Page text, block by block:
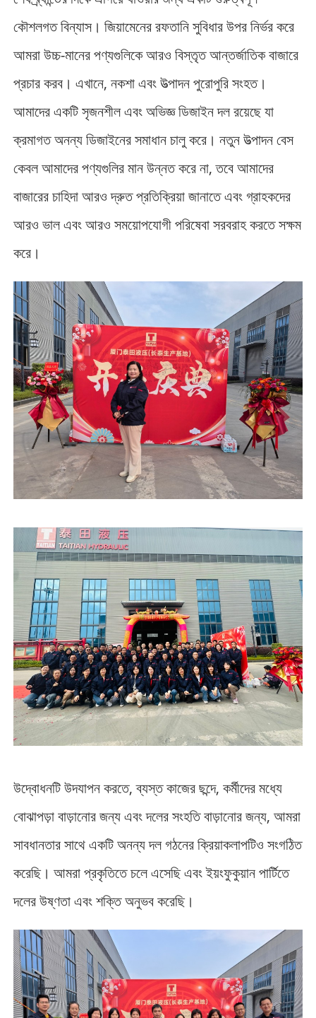
কৌশলগত বিন্যাস। জিয়ামেনের রফতানি সুবিধার উপর নির্ভর করে
আমরা উচ্চ-মানের পণ্যগুলিকে আরও বিস্তৃত আন্তর্জাতিক বাজারে
প্রচার করব। এখানে, নকশা এবং উত্পাদন পুরোপুরি সংহত।
আমাদের একটি সৃজনশীল এবং অভিজ্ঞ ডিজাইন দল রয়েছে যা
ক্রমাগত অনন্য ডিজাইনের সমাধান চালু করে। নতুন উত্পাদন বেস
কেবল আমাদের পণ্যগুলির মান উন্নত করে না, তবে আমাদের
বাজারের চাহিদা আরও দ্রুত প্রতিক্রিয়া জানাতে এবং গ্রাহকদের
আরও ভাল এবং আরও সময়োপযোগী পরিষেবা সরবরাহ করতে সক্ষম
করে।
উদ্বোধনটি উদযাপন করতে, ব্যস্ত কাজের ছন্দে, কর্মীদের মধ্যে
বোঝাপড়া বাড়ানোর জন্য এবং দলের সংহতি বাড়ানোর জন্য, আমরা
সাবধানতার সাথে একটি অনন্য দল গঠনের ক্রিয়াকলাপটিও সংগঠিত
করেছি। আমরা প্রকৃতিতে চলে এসেছি এবং ইয়ংফুকুয়ান পার্টিতে
দলের উষ্ণতা এবং শক্তি অনুভব করেছি।